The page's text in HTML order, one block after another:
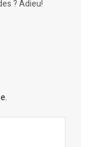
? Adieu!